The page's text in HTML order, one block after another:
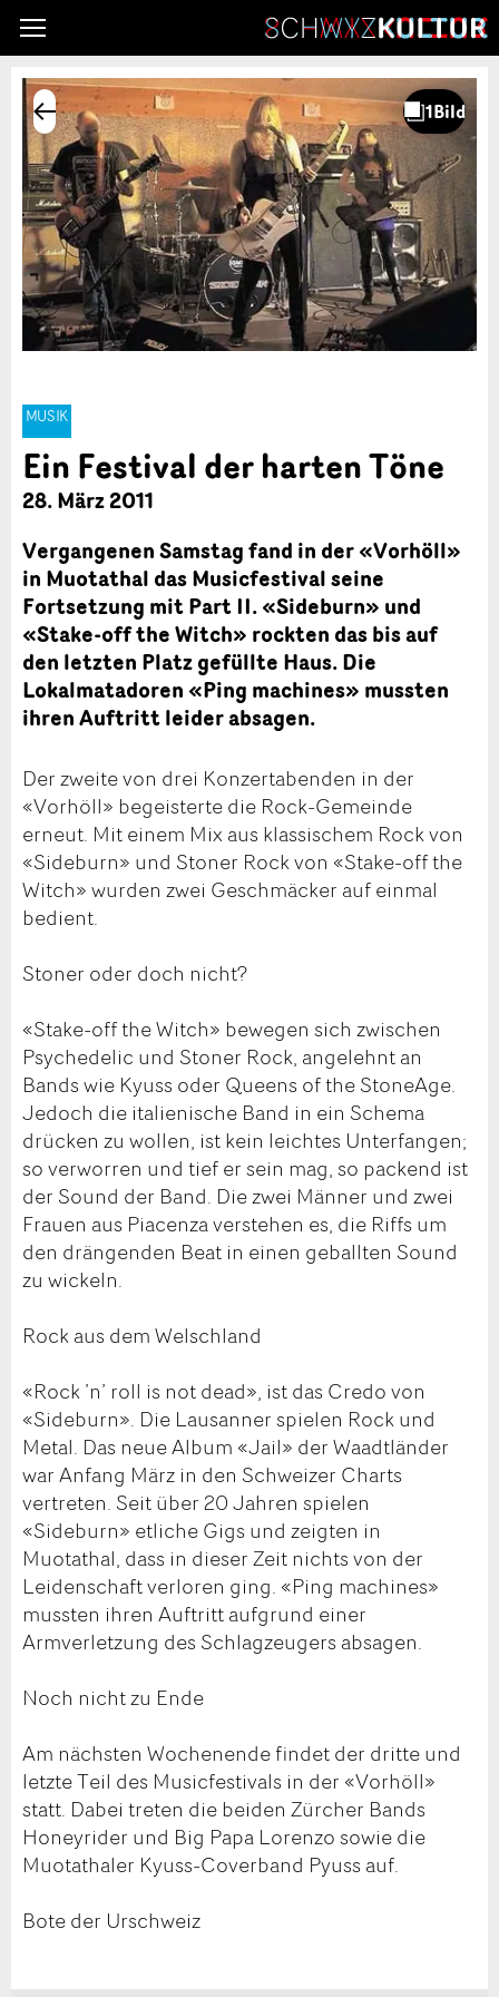
MUSIK
Ein Festival der harten Töne
28. März 2011
Vergangenen Samstag fand in der «Vorhöll»
in Muotathal das Musicfestival seine
Fortsetzung mit Part II. «Sideburn» und
«Stake-off the Witch» rockten das bis auf
den letzten Platz gefüllte Haus. Die
Lokalmatadoren «Ping machines» mussten
ihren Auftritt leider absagen.
Der zweite von drei Konzertabenden in der
«Vorhöll» begeisterte die Rock-Gemeinde
erneut. Mit einem Mix aus klassischem Rock von
«Sideburn» und Stoner Rock von «Stake-off the
Witch» wurden zwei Geschmäcker auf einmal
bedient.
Stoner oder doch nicht?
«Stake-off the Witch» bewegen sich zwischen
Psychedelic und Stoner Rock, angelehnt an
Bands wie Kyuss oder Queens of the StoneAge.
Jedoch die italienische Band in ein Schema
drücken zu wollen, ist kein leichtes Unterfangen;
so verworren und tief er sein mag, so packend ist
der Sound der Band. Die zwei Männer und zwei
Frauen aus Piacenza verstehen es, die Riffs um
den drängenden Beat in einen geballten Sound
zu wickeln.
Rock aus dem Welschland
«Rock ’n’ roll is not dead», ist das Credo von
«Sideburn». Die Lausanner spielen Rock und
Metal. Das neue Album «Jail» der Waadtländer
war Anfang März in den Schweizer Charts
vertreten. Seit über 20 Jahren spielen
«Sideburn» etliche Gigs und zeigten in
Muotathal, dass in dieser Zeit nichts von der
Leidenschaft verloren ging. «Ping machines»
mussten ihren Auftritt aufgrund einer
Armverletzung des Schlagzeugers absagen.
Noch nicht zu Ende
Am nächsten Wochenende findet der dritte und
letzte Teil des Musicfestivals in der «Vorhöll»
statt. Dabei treten die beiden Zürcher Bands
Honeyrider und Big Papa Lorenzo sowie die
Muotathaler Kyuss-Coverband Pyuss auf.
Bote der Urschweiz